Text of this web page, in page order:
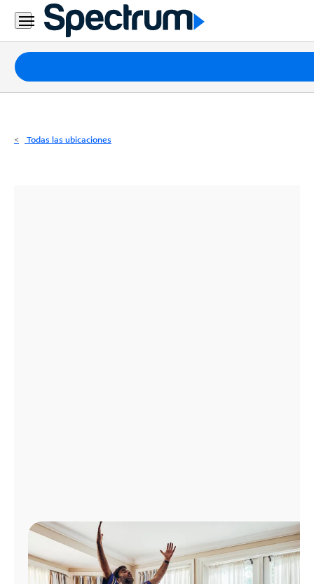
Residencial
Business
Paquetes
Internet
Todas las ubicaciones